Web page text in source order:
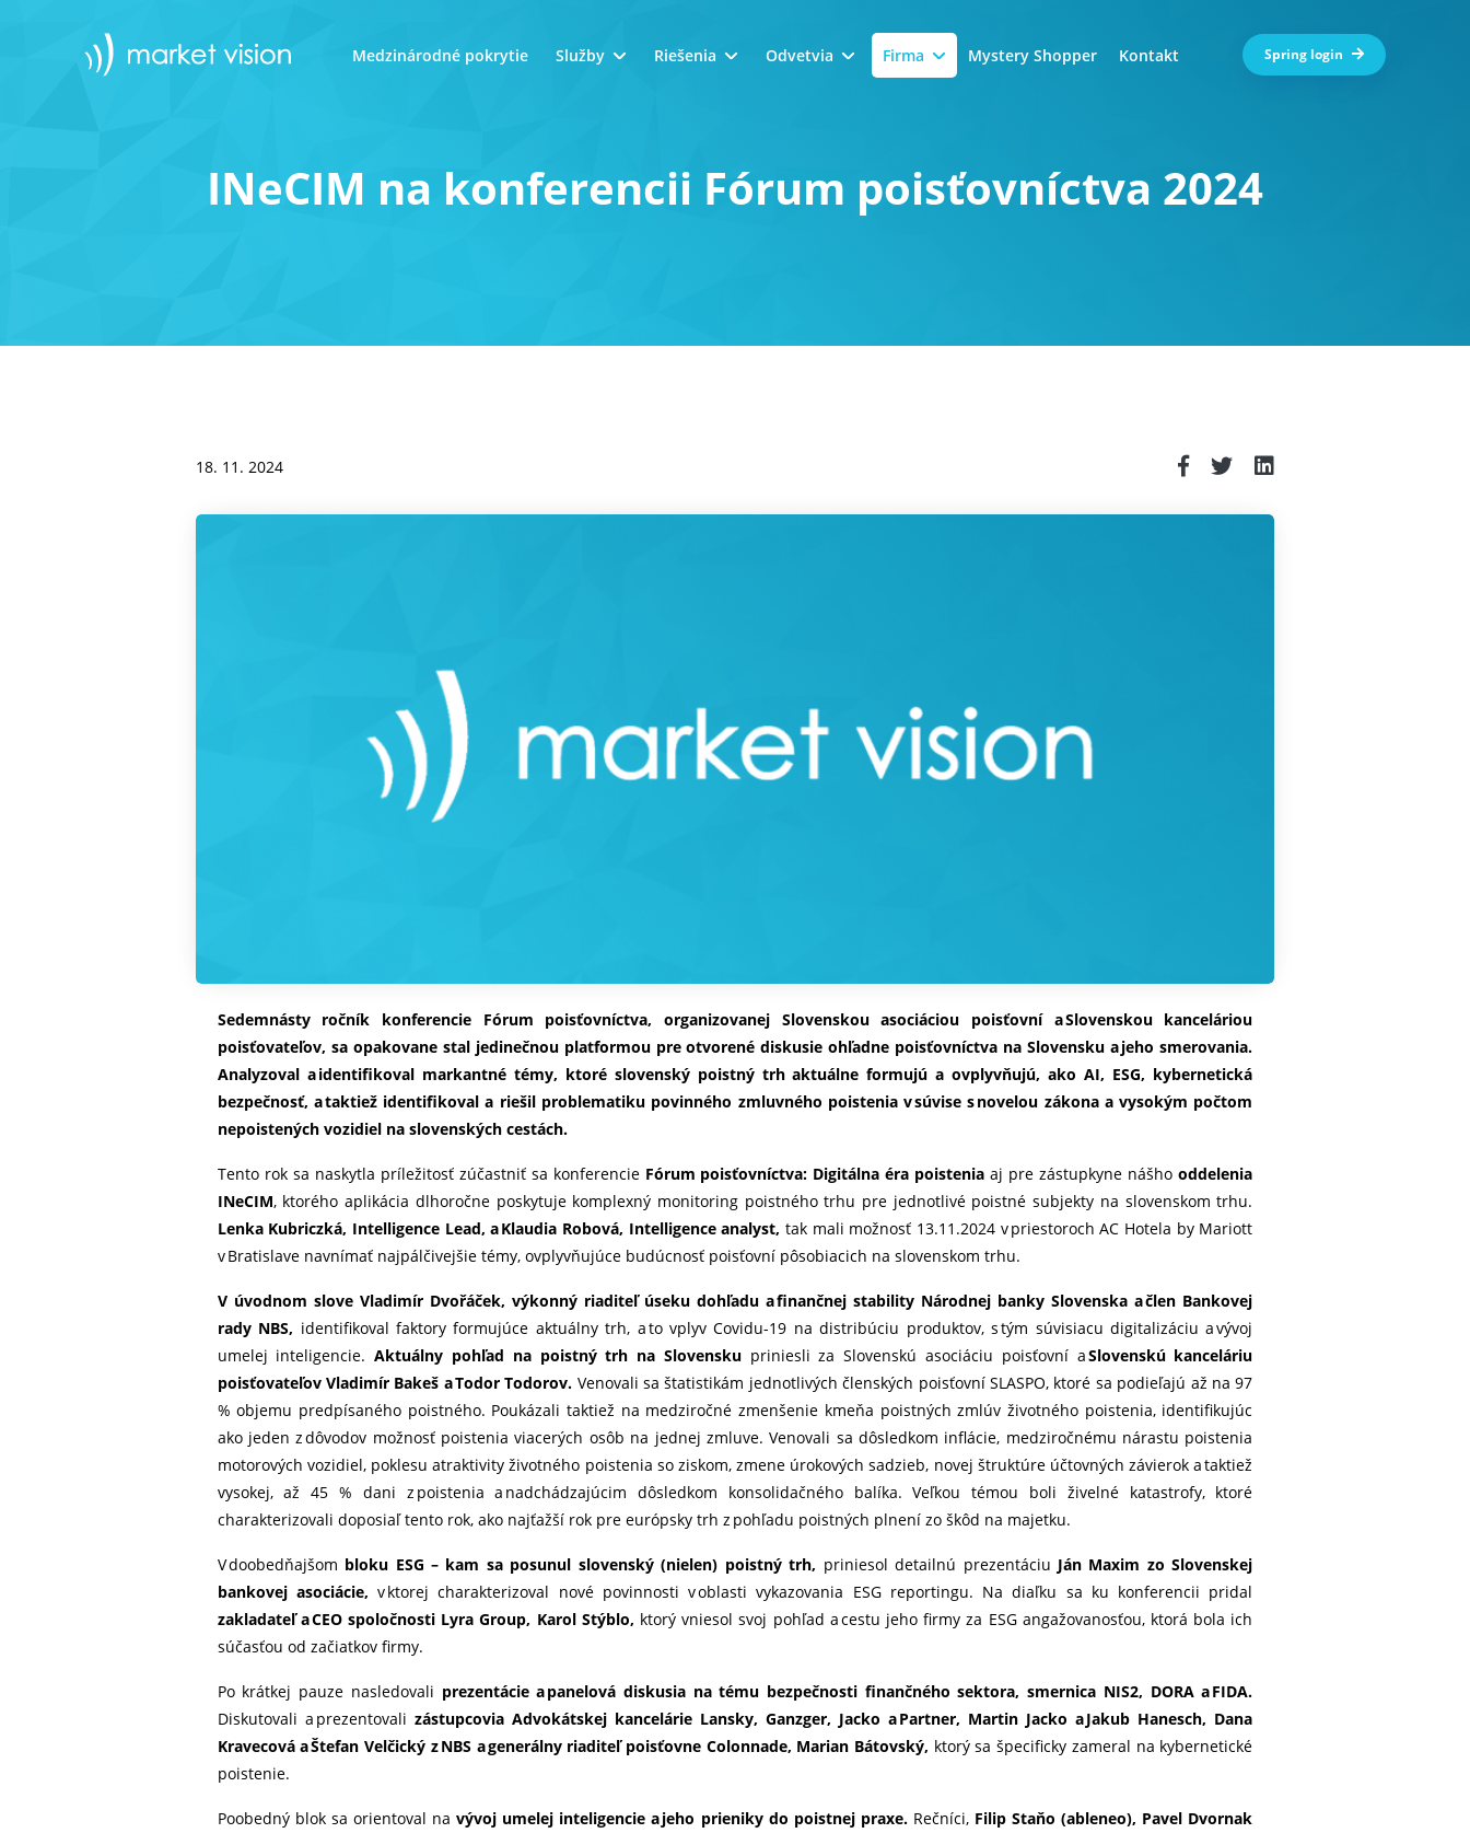
Medzinárodné pokrytie Služby Riešenia Odvetvia Firma Mystery Shopper Kontakt Spring login
INeCIM na konferencii Fórum poisťovníctva 2024
18. 11. 2024
Sedemnásty ročník konferencie Fórum poisťovníctva, organizovanej Slovenskou asociáciou poisťovní a Slovenskou kanceláriou
poisťovateľov, sa opakovane stal jedinečnou platformou pre otvorené diskusie ohľadne poisťovníctva na Slovensku a jeho smerovania.
Analyzoval a identifikoval markantné témy, ktoré slovenský poistný trh aktuálne formujú a ovplyvňujú, ako AI, ESG, kybernetická
bezpečnosť, a taktiež identifikoval a riešil problematiku povinného zmluvného poistenia v súvise s novelou zákona a vysokým počtom
nepoistených vozidiel na slovenských cestách.
Tento rok sa naskytla príležitosť zúčastniť sa konferencie Fórum poisťovníctva: Digitálna éra poistenia aj pre zástupkyne nášho oddelenia
INeCIM, ktorého aplikácia dlhoročne poskytuje komplexný monitoring poistného trhu pre jednotlivé poistné subjekty na slovenskom trhu.
Lenka Kubriczká, Intelligence Lead, a Klaudia Robová, Intelligence analyst, tak mali možnosť 13.11.2024 v priestoroch AC Hotela by Mariott
v Bratislave navnímať najpálčivejšie témy, ovplyvňujúce budúcnosť poisťovní pôsobiacich na slovenskom trhu.
V úvodnom slove Vladimír Dvořáček, výkonný riaditeľ úseku dohľadu a finančnej stability Národnej banky Slovenska a člen Bankovej
rady NBS, identifikoval faktory formujúce aktuálny trh, a to vplyv Covidu-19 na distribúciu produktov, s tým súvisiacu digitalizáciu a vývoj
umelej inteligencie.Aktuálny pohľad na poistný trh na Slovenskupriniesli za Slovenskú asociáciu poisťovní aSlovenskú kanceláriu
poisťovateľov Vladimír Bakeš a Todor Todorov. Venovali sa štatistikám jednotlivých členských poisťovní SLASPO, ktoré sa podieľajú až na 97
% objemu predpísaného poistného. Poukázali taktiež na medziročné zmenšenie kmeňa poistných zmlúv životného poistenia, identifikujúc
ako jeden z dôvodov možnosť poistenia viacerých osôb na jednej zmluve. Venovali sa dôsledkom inflácie, medziročnému nárastu poistenia
motorových vozidiel, poklesu atraktivity životného poistenia so ziskom, zmene úrokových sadzieb, novej štruktúre účtovných závierok a taktiež
vysokej, až 45 % dani z poistenia a nadchádzajúcim dôsledkom konsolidačného balíka. Veľkou témou boli živelné katastrofy, ktoré
charakterizovali doposiaľ tento rok, ako najťažší rok pre európsky trh z pohľadu poistných plnení zo škôd na majetku.
V doobedňajšom bloku ESG – kam sa posunul slovenský (nielen) poistný trh, priniesol detailnú prezentáciu Ján Maxim zo Slovenskej
bankovej asociácie, v ktorej charakterizoval nové povinnosti v oblasti vykazovania ESG reportingu. Na diaľku sa ku konferencii pridal
zakladateľ a CEO spoločnosti Lyra Group, Karol Stýblo, ktorý vniesol svoj pohľad a cestu jeho firmy za ESG angažovanosťou, ktorá bola ich
súčasťou od začiatkov firmy.
Po krátkej pauze nasledovali prezentácie a panelová diskusia na tému bezpečnosti finančného sektora, smernica NIS2, DORA a FIDA.
Diskutovali a prezentovali zástupcovia Advokátskej kancelárie Lansky, Ganzger, Jacko a Partner, Martin Jacko a Jakub Hanesch, Dana
Kravecová a Štefan Velčický z NBS a generálny riaditeľ poisťovne Colonnade, Marian Bátovský, ktorý sa špecificky zameral na kybernetické
poistenie.
Poobedný blok sa orientoval navývoj umelej inteligencie a jeho prieniky do poistnej praxe.Rečníci, Filip Staňo (ableneo), Pavel Dvornak